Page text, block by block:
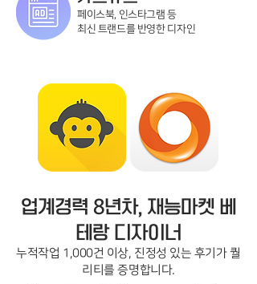
페이스북, 인스타그램 등
​최신 트랜드를 반영한 디자인
업계경력 8년차, 재능마켓 베
테랑 디자이너
누적작업 1,000건 이상, 진정성 있는 후기가 퀄
리티를 증명합니다.